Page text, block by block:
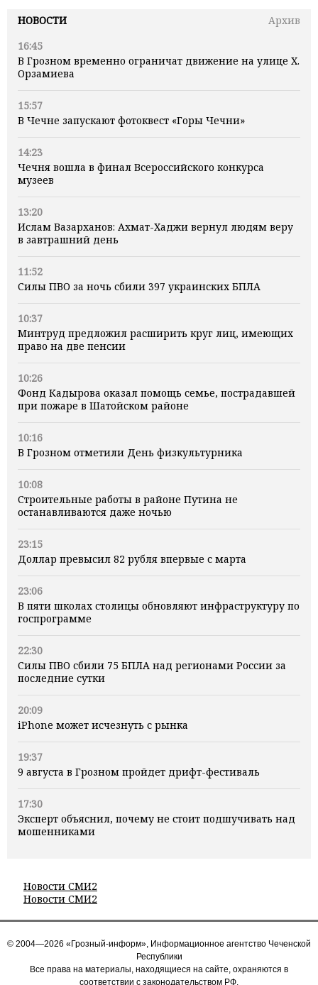
НОВОСТИ
Архив
16:45
В Грозном временно ограничат движение на улице Х.
Орзамиева
15:57
В Чечне запускают фотоквест «Горы Чечни»
14:23
Чечня вошла в финал Всероссийского конкурса
музеев
13:20
Ислам Вазарханов: Ахмат-Хаджи вернул людям веру
в завтрашний день
11:52
Силы ПВО за ночь сбили 397 украинских БПЛА
10:37
Минтруд предложил расширить круг лиц, имеющих
право на две пенсии
10:26
Фонд Кадырова оказал помощь семье, пострадавшей
при пожаре в Шатойском районе
10:16
В Грозном отметили День физкультурника
10:08
Строительные работы в районе Путина не
останавливаются даже ночью
23:15
Доллар превысил 82 рубля впервые с марта
23:06
В пяти школах столицы обновляют инфраструктуру по
госпрограмме
22:30
Силы ПВО сбили 75 БПЛА над регионами России за
последние сутки
20:09
iPhone может исчезнуть с рынка
19:37
9 августа в Грозном пройдет дрифт-фестиваль
17:30
Эксперт объяснил, почему не стоит подшучивать над
мошенниками
Новости СМИ2
Новости СМИ2
© 2004—2026 «Грозный-информ», Информационное агентство Чеченской
Республики
Все права на материалы, находящиеся на сайте, охраняются в
соответствии с законодательством РФ.